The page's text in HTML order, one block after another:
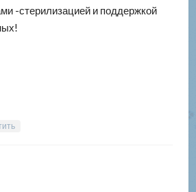
-стерилизацией и поддержкой